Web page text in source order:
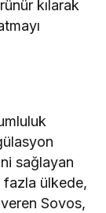
kılarak
sağlayan
fazla ülkede,
Sovos,